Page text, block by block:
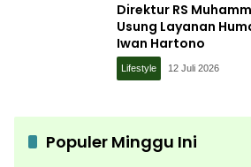
Direktur RS
Usung Layanan
Iwan Hartono
Lifestyle 12 Juli 2026
Populer Minggu Ini